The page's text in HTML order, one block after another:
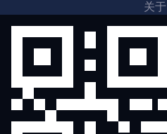
关于